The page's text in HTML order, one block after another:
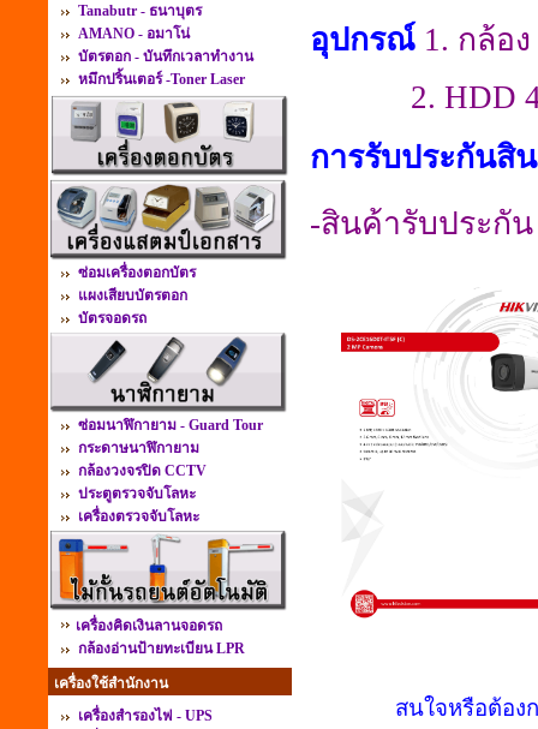
Tanabutr - ธนาบุตร
AMANO - อมาโน่
บัตรตอก - บันทึกเวลาทำงาน
หมึกปริ้นเตอร์ -Toner Laser
ซ่อมเครื่องตอกบัตร
แผงเสียบบัตรตอก
บัตรจอดรถ
ซ่อมนาฬิกายาม - Guard Tour
กระดาษนาฬิกายาม
กล้องวงจรปิด CCTV
ประตูตรวจจับโลหะ
เครื่องตรวจจับโลหะ
เครื่องคิดเงินลานจอดรถ
กล้องอ่านป้ายทะเบียน LPR
เครื่องใช้สำนักงาน
เครื่องสำรองไฟ - UPS
อุปกรณ์ 1. กล้อ
2. HDD 4
การรับประกันสิ
-สินค้ารับประกัน
สนใจหรือต้อง